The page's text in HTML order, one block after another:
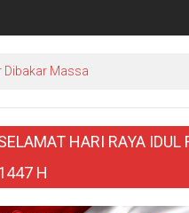
Pelanggaran Tunggu Hasil
HARI RAYA IDUL
1447 H